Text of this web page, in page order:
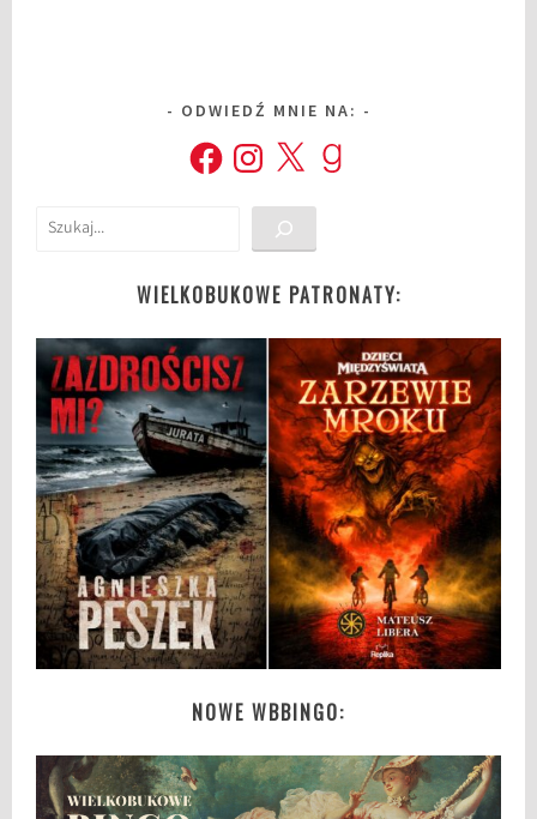
ODWIEDŹ MNIE NA:
FacebookInstagram
X Goodreads
Szukaj
WIELKOBUKOWE PATRONATY:
NOWE WBBINGO: